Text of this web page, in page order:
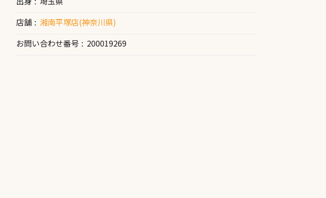
店舗
湘南平塚店(神奈川県)
お問い合わせ番号
200019269